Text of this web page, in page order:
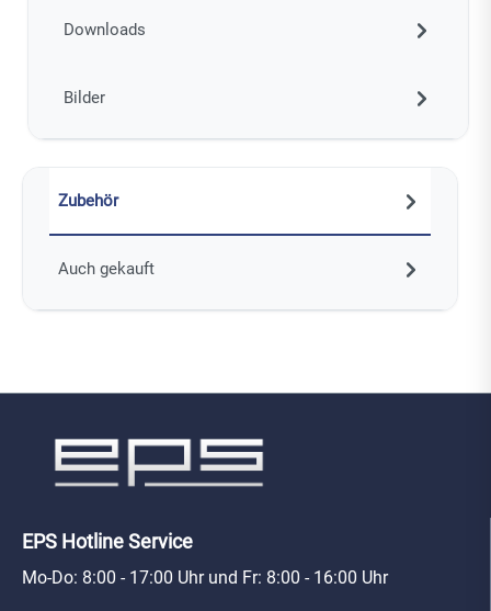
Downloads
Bilder
Zubehör
Auch gekauft
EPS Hotline Service
Mo-Do: 8:00 - 17:00 Uhr und Fr: 8:00 - 16:00 Uhr